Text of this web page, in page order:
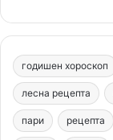
e
b
o
o
годишен хороскоп
лесна рецепта
пари рецепта